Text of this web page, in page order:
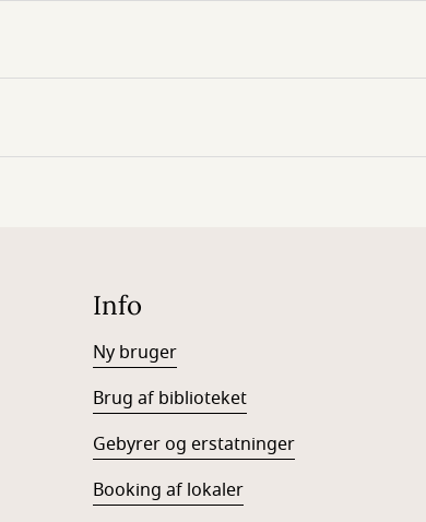
Info
Ny bruger
Brug af biblioteket
Gebyrer og erstatninger
Booking af lokaler